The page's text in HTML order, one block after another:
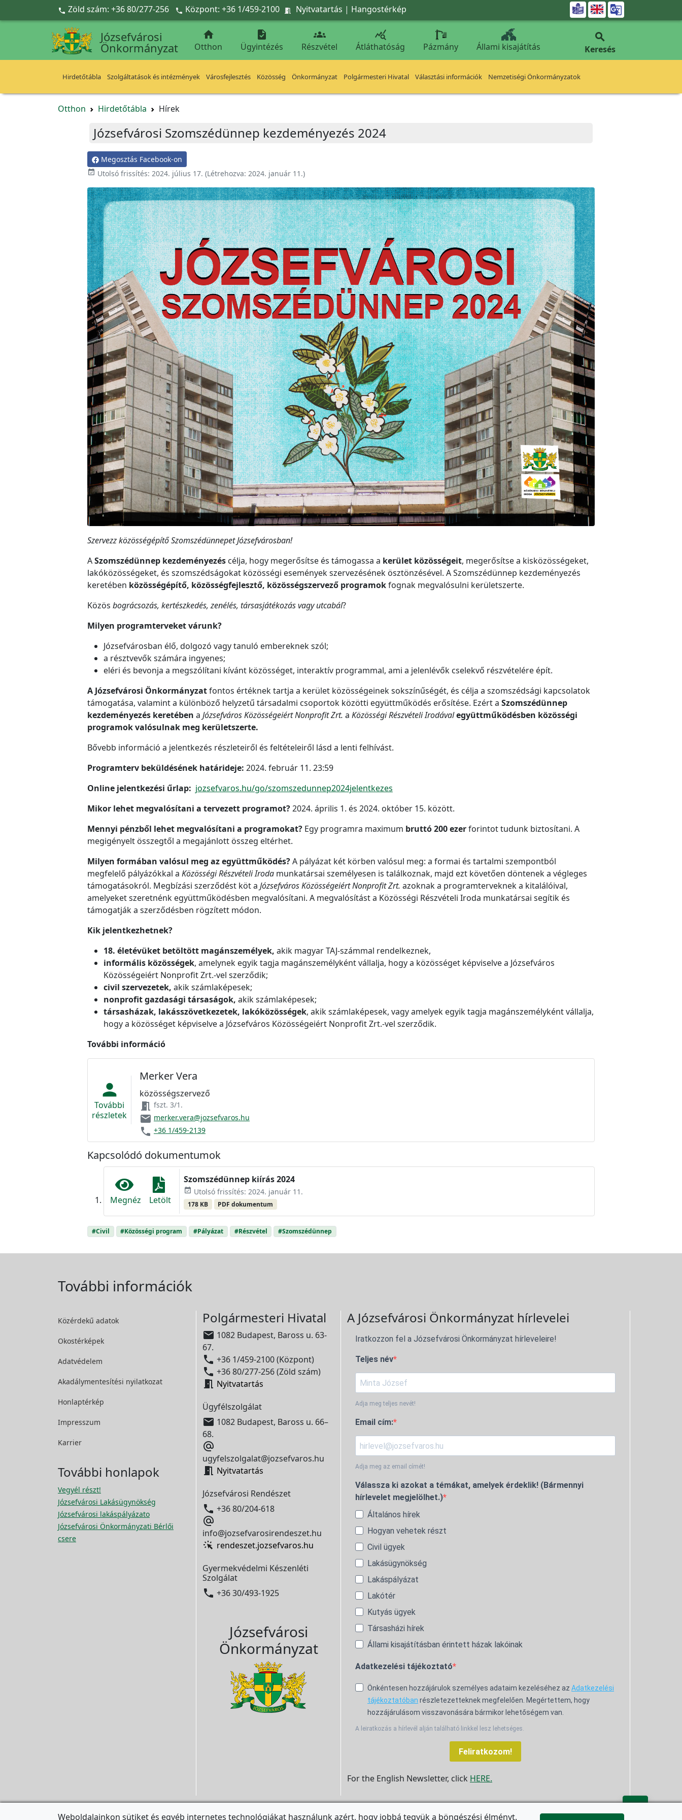
Ugrás a fő tartalomra
 Zöld szám: +36 80/277-256  Központ: +36 1/459-2100  Nyitvatartás | Hangostérkép 
Józsefvárosi
Önkormányzat

Otthon

Ügyintézés

Részvétel

Átláthatóság Pázmány Állami kisajátítás

Keresés
Hirdetőtábla Szolgáltatások és intézmények Városfejlesztés Közösség Önkormányzat Polgármesteri Hivatal Választási információk Nemzetiségi Önkormányzatok
Otthon Hirdetőtábla Hírek
Józsefvárosi Szomszédünnep kezdeményezés 2024
Megosztás Facebook-on
 Utolsó frissítés: 2024. július 17. (Létrehozva: 2024. január 11.)
Szervezz közösségépítő Szomszédünnepet Józsefvárosban!
ASzomszédünnep kezdeményezés célja, hogy megerősítse és támogassa a kerület közösségeit, megerősítse a kisközösségeket,
lakóközösségeket, és szomszédságokat közösségi események szervezésének ösztönzésével. A Szomszédünnep kezdeményezés
keretében közösségépítő, közösségfejlesztő, közösségszervező programokfognak megvalósulni kerületszerte.
Közös bográcsozás, kertészkedés, zenélés, társasjátékozás vagy utcabál?
Milyen programterveket várunk?
Józsefvárosban élő, dolgozó vagy tanuló embereknek szól;
a résztvevők számára ingyenes;
eléri és bevonja a megszólítani kívánt közösséget, interaktív programmal, ami a jelenlévők cselekvő részvételére épít.
A Józsefvárosi Önkormányzatfontos értéknek tartja a kerület közösségeinek sokszínűségét, és célja a szomszédsági kapcsolatok
támogatása, valamint a különböző helyzetű társadalmi csoportok közötti együttműködés erősítése. Ezért a Szomszédünnep
kezdeményezés keretében a Józsefváros Közösségeiért Nonprofit Zrt. a Közösségi Részvételi Irodávalegyüttműködésben közösségi
programok valósulnak meg kerületszerte.
Bővebb információ a jelentkezés részleteiről és feltételeiről lásd a lenti felhívást.
Programterv beküldésének határideje: 2024. február 11. 23:59
Online jelentkezési űrlap: jozsefvaros.hu/go/szomszedunnep2024jelentkezes
Mikor lehet megvalósítani a tervezett programot?2024. április 1. és 2024. október 15. között.
Mennyi pénzből lehet megvalósítani a programokat? Egy programra maximum bruttó 200 ezerforintot tudunk biztosítani. A
megigényelt összegtől a megajánlott összeg eltérhet.
Milyen formában valósul meg az együttműködés?A pályázat két körben valósul meg: a formai és tartalmi szempontból
megfelelő pályázókkal a Közösségi Részvételi Iroda munkatársai személyesen is találkoznak, majd ezt követően döntenek a végleges
támogatásokról. Megbízási szerződést köt a Józsefváros Közösségeiért Nonprofit Zrt. azoknak a programterveknek a kitalálóival,
amelyeket szeretnénk együttműködésben megvalósítani. A megvalósítást a Közösségi Részvételi Iroda munkatársai segítik és
támogatják a szerződésben rögzített módon.
Kik jelentkezhetnek?
18. életévüket betöltött magánszemélyek, akik magyar TAJ-számmal rendelkeznek,
informális közösségek, amelynek egyik tagja magánszemélyként vállalja, hogy a közösséget képviselve a Józsefváros
Közösségeiért Nonprofit Zrt.-vel szerződik;
civil szervezetek, akik számlaképesek;
nonprofit gazdasági társaságok, akik számlaképesek;
társasházak, lakásszövetkezetek, lakóközösségek, akik számlaképesek, vagy amelyek egyik tagja magánszemélyként vállalja,
hogy a közösséget képviselve a Józsefváros Közösségeiért Nonprofit Zrt.-vel szerződik.
További információ
person
További
részletek
Merker Vera
közösségszervező
meeting_room fszt. 3/1.
email merker.vera@jozsefvaros.hu
phone +36 1/459-2139
Kapcsolódó dokumentumok
Megnéz Letölt
Szomszédünnep kiírás 2024
event_available Utolsó frissítés: 2024. január 11.
178 KB PDF dokumentum
#Civil #Közösségi program #Pályázat #Részvétel #Szomszédünnep
További információk
Közérdekű adatok
Okostérképek
Adatvédelem
Akadálymentesítési nyilatkozat
Honlaptérkép
Impresszum
Karrier
További honlapok
Vegyél részt!
Józsefvárosi Lakásügynökség
Józsefvárosi lakáspályázato
Józsefvárosi Önkormányzati Bérlői
csere
Polgármesteri Hivatal
 1082 Budapest, Baross u. 63-
67.
 +36 1/459-2100 (Központ)
 +36 80/277-256 (Zöld szám)
 Nyitvatartás
Ügyfélszolgálat
 1082 Budapest, Baross u. 66–
68.

ugyfelszolgalat@jozsefvaros.hu
 Nyitvatartás
Józsefvárosi Rendészet
 +36 80/204-618

info@jozsefvarosirendeszet.hu
rendeszet.jozsefvaros.hu
Gyermekvédelmi Készenléti
Szolgálat
 +36 30/493-1925
Józsefvárosi
Önkormányzat
A Józsefvárosi Önkormányzat hírlevelei
Iratkozzon fel a Józsefvárosi Önkormányzat hírleveleire!
Teljes név
Adja meg teljes nevét!
Email cím:
Adja meg az email címét!
Válassza ki azokat a témákat, amelyek érdeklik! (Bármennyi
hírlevelet megjelölhet.)
Általános hírek
Hogyan vehetek részt
Civil ügyek
Lakásügynökség
Lakáspályázat
Lakótér
Kutyás ügyek
Társasházi hírek
Állami kisajátításban érintett házak lakóinak
Adatkezelési tájékoztató
Önkéntesen hozzájárulok személyes adataim kezeléséhez az Adatkezelési
tájékoztatóban részletezetteknek megfelelően. Megértettem, hogy
hozzájárulásom visszavonására bármikor lehetőségem van.
A leiratkozás a hírlevél alján található linkkel lesz lehetséges.
Feliratkozom!
For the English Newsletter, click HERE.

Weboldalainkon sütiket és egyéb internetes technológiákat használunk azért, hogy jobbá tegyük a böngészési élményt.